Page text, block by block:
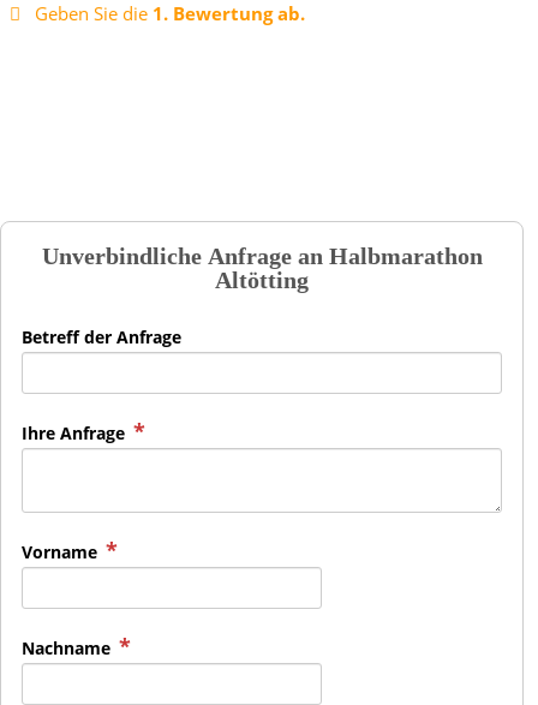
Geben Sie die 1. Bewertung ab.
Unverbindliche Anfrage an Halbmarathon
Altötting
Betreff der Anfrage
Ihre Anfrage
Vorname
Nachname